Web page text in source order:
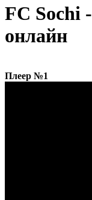
FC Sochi
онлайн
Плеер №1